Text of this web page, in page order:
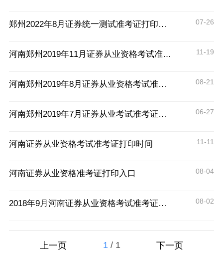
郑州2022年8月证券统一测试准考证打印时间 07-26
河南郑州2019年11月证券从业资格考试准考证打印时间及入口 11-19
河南郑州2019年8月证券从业资格考试准考证打印时间及入口 08-21
河南郑州2019年7月证券从业考试准考证打印时间及入口 06-27
河南证券从业资格考试准考证打印时间 11-11
河南证券从业资格准考证打印入口 08-04
2018年9月河南证券从业资格考试准考证打印时间 08-02
上一页 1 / 1 下一页